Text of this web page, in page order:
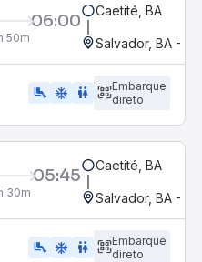
06:00
50m
Caetité, BA
Salvador, BA -
airline_seat_legroom_extra ac_unit wc
Embarque
direto
05:45
30m
Caetité, BA
Salvador, BA -
airline_seat_legroom_extra ac_unit WC
Embarque
direto